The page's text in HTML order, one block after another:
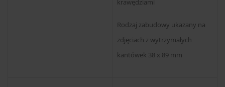
krawędziami
Rodzaj zabudowy ukazany na
zdjęciach z wytrzymałych
kantówek 38 x 89 mm